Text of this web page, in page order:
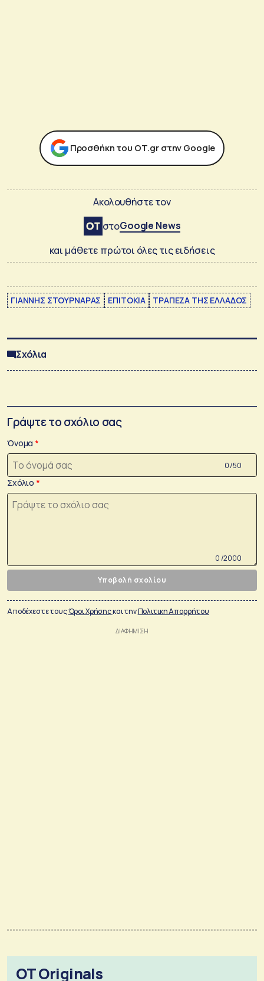
Προσθήκη του ΟΤ.gr στην Google
Ακολουθήστε τον
στοGoogle News
και μάθετε πρώτοι όλες τις ειδήσεις
ΓΙΑΝΝΗΣ ΣΤΟΥΡΝΑΡΑΣ ΕΠΙΤΟΚΙΑ ΤΡΑΠΕΖΑ ΤΗΣ ΕΛΛΑΔΟΣ
Σχόλια
Γράψτε το σχόλιο σας
Όνομα
0 /50
Σχόλιο
0 /2000
Υποβολή σχολίου
Αποδέχεστε τουςΌροι Χρήσηςκαι τηνΠολιτικη Απορρήτου
OT Originals